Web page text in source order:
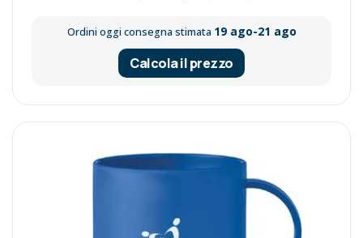
Ordini oggi consegna stimata 19 ago-21 ago
Calcola il prezzo